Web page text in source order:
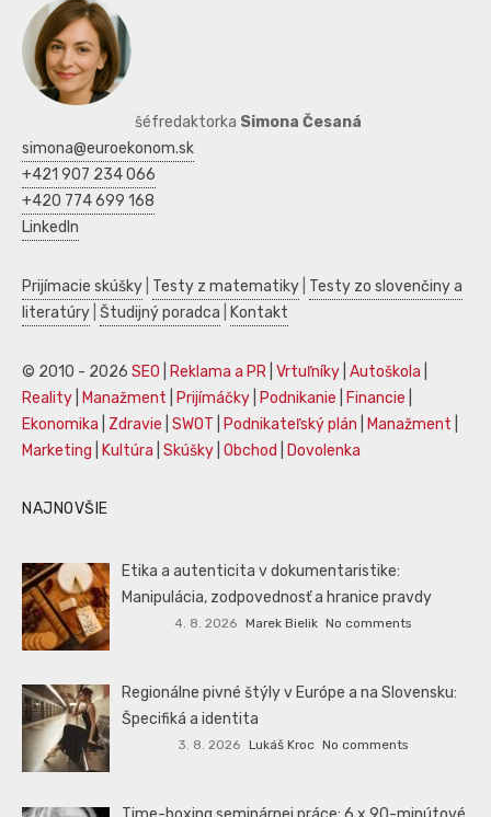
šéfredaktorka Simona Česaná
simona@euroekonom.sk
+421 907 234 066
+420 774 699 168
LinkedIn
Prijímacie skúšky Testy z matematiky Testy zo slovenčiny a
literatúry Študijný poradca Kontakt
© 2010 - 2026 SEO Reklama a PR Vrtuľníky Autoškola
Reality
Manažment Prijímáčky Podnikanie Financie
Ekonomika
Zdravie SWOT Podnikateľský plán Manažment
Marketing
Kultúra Skúšky Obchod Dovolenka
NAJNOVŠIE
Etika a autenticita v dokumentaristike:
Manipulácia, zodpovednosť a hranice pravdy
4. 8. 2026 Marek Bielik No comments
Regionálne pivné štýly v Európe a na Slovensku:
Špecifiká a identita
3. 8. 2026 Lukáš Kroc No comments